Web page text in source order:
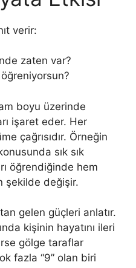
verir:
zaten var?
boyu üzerinde
işaret eder. Her
çağrısıdır. Örneğin
sık sık
öğrendiğinde hem
şekilde değişir.
gelen güçleri anlatır.
kişinin hayatını ileri
gölge taraflar
fazla “9” olan biri